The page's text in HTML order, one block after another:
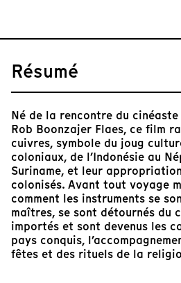
Résumé
Né de la rencontre du
Rob Boonzajer Flaes, ce film
cuivres, symbole du joug
coloniaux, de l’Indonésie au
Suriname, et leur
colonisés. Avant tout voyage
comment les instruments se
maîtres, se sont détournés du
importés et sont devenus les
pays conquis,
fêtes et des rituels de la